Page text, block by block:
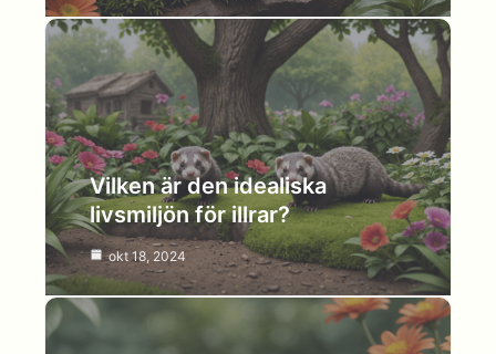
Vilken är den idealiska
livsmiljön för illrar?
okt 18, 2024